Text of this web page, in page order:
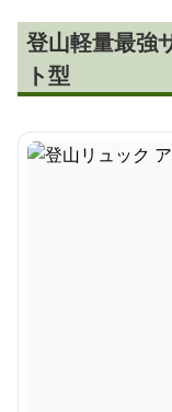
登山軽量最強
ト型